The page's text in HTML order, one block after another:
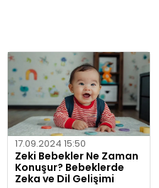
17.09.2024 15:50
Zeki Bebekler Ne Zaman
Konuşur? Bebeklerde
Zeka ve Dil Gelişimi